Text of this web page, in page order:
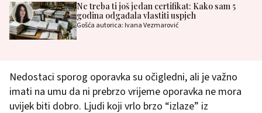
Ne treba ti još jedan certifikat: Kako sam 5
godina odgađala vlastiti uspjeh
Gošća autorica: Ivana Vezmarović
Nedostaci sporog oporavka su očigledni, ali je važno
imati na umu da ni prebrzo vrijeme oporavka ne mora
uvijek biti dobro. Ljudi koji vrlo brzo “izlaze” iz